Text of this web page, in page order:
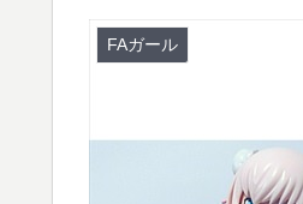
FAガール